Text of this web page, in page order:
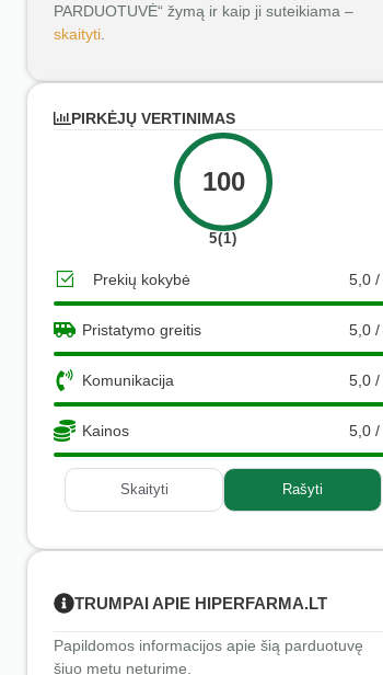
PARDUOTUVĖ“ žymą ir kaip ji suteikiama –
skaityti
PIRKĖJŲ VERTINIMAS
100
5(1)
Prekių kokybė 5,0 /
Pristatymo greitis 5,0 /
Komunikacija 5,0 /
Kainos 5,0 /
Skaityti Rašyti
TRUMPAI APIE HIPERFARMA.LT
Papildomos informacijos apie šią parduotuvę
šiuo metu neturime.